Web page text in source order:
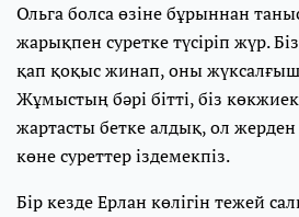
Ольга болса өзіне бұрыннан
жарықпен суретке түсіріп жүр.
қап қоқыс жинап, оны
Жұмыстың бәрі бітті, біз
жартасты бетке алдық, ол жерден
көне суреттер іздемекпіз.
Бір кезде Ерлан көлігін тежей